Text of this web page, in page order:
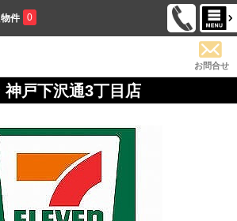
件 0
お問合せ
神戸下沢通3丁目店